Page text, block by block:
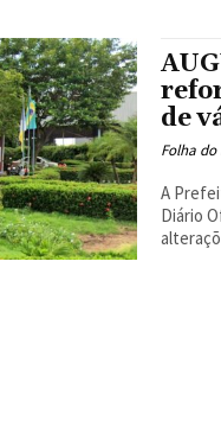
de
Folha do
A
Diário